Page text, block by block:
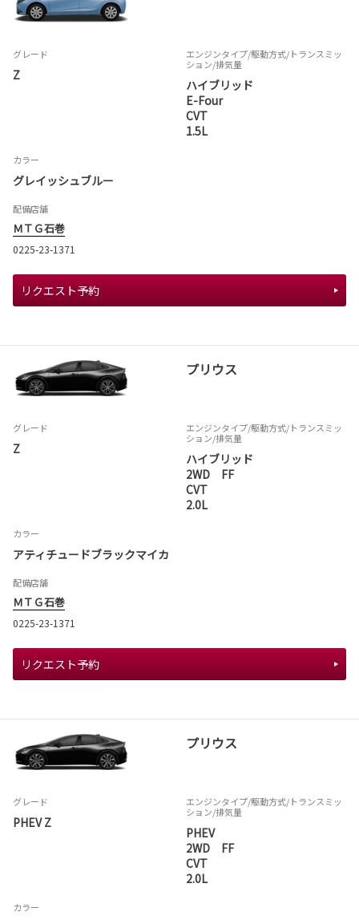
グレード
Z
エンジンタイプ/駆動方式/トランスミッ
ション/排気量
ハイブリッド
E-Four
CVT
1.5L
カラー
グレイッシュブルー
配備店舗
ＭＴＧ石巻
0225-23-1371
リクエスト予約
プリウス
グレード
Z
エンジンタイプ/駆動方式/トランスミッ
ション/排気量
ハイブリッド
2WD FF
CVT
2.0L
カラー
アティチュードブラックマイカ
配備店舗
ＭＴＧ石巻
0225-23-1371
リクエスト予約
プリウス
グレード
PHEV Z
エンジンタイプ/駆動方式/トランスミッ
ション/排気量
PHEV
2WD FF
CVT
2.0L
カラー